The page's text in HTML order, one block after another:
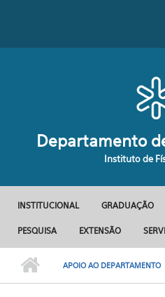
Departamento
Instituto de
Menu principal
INSTITUCIONAL GRADUAÇÃO
PESQUISA EXTENSÃO
APOIO AO DEPARTAMENTO